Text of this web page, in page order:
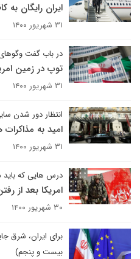
ایران رایگان
۳۱ شهریور ۱۴۰۰
در باب گفت
توپ در زمین
۳۱ شهریور ۱۴۰۰
انتظار دور شدن
امید به
۳۱ شهریور ۱۴۰۰
درس هایی که باید
امریکا بعد از
۳۰ شهریور ۱۴۰۰
برای ایران، شرق
بیست و پنجم)